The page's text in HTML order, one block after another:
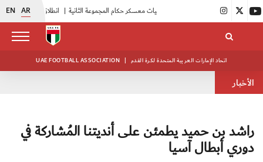
EN AR انطلاق منافسات بطولة النخبة لحرس الرئاسة |
UAE FOOTBALL ASSOCIATION | اتحاد الإمارات العربية المتحدة لكرة القدم
الأخبار
راشد بن حميد يطمئن على أنديتنا المُشاركة في
دوري أبطال آسيا